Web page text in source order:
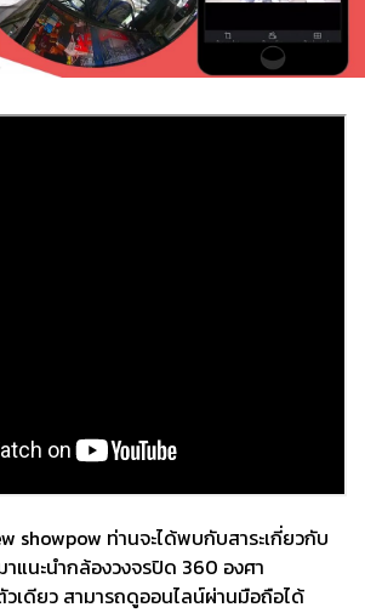
ท่านจะได้พบกับสาระเกี่ยวกับ
าแนะนำกล้องวงจรปิด 360 องศา
เดียว สามารถดูออนไลน์ผ่านมือถือได้